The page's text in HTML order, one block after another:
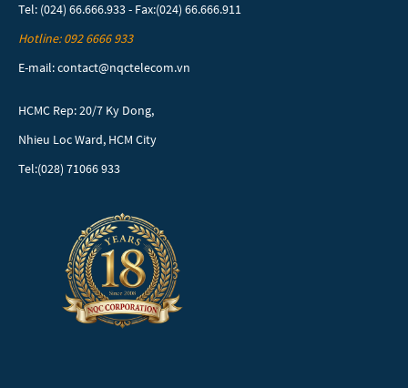
Tel: (024) 66.666.933 - Fax:(024) 66.666.911
Hotline: 092 6666 933
E-mail: contact@nqctelecom.vn
HCMC Rep: 20/7 Ky Dong,
Nhieu Loc Ward, HCM City
Tel:(028) 71066 933